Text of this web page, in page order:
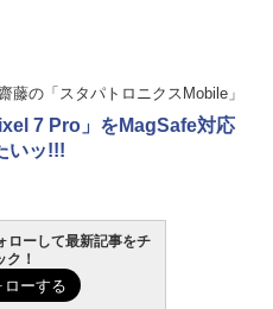
藤の「スタパトロニクスMobile」
7 Pro」をMagSafe対応
いッ!!!
ローして最新記事をチ
ク！